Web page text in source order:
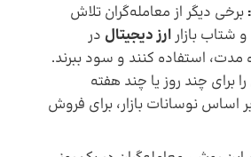
برخی دیگر از معامله‌گران تلاش
شتاب بازار ارز دیجیتال در
مدت، استفاده کنند و سود ببرند.
را برای چند روز یا چند هفته
اساس نوسانات بازار، برای فروش